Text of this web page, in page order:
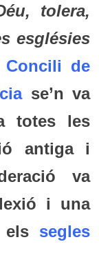
tolera,
esglésies
Concili de
se’n va
totes les
antiga i
va
i una
els segles